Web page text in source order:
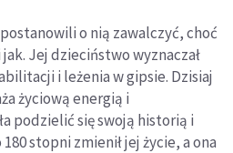
o nią zawalczyć, choć
Jej dzieciństwo wyznaczał
i leżenia w gipsie. Dzisiaj
życiową energią i
podzielić się swoją historią i
stopni zmienił jej życie, a ona